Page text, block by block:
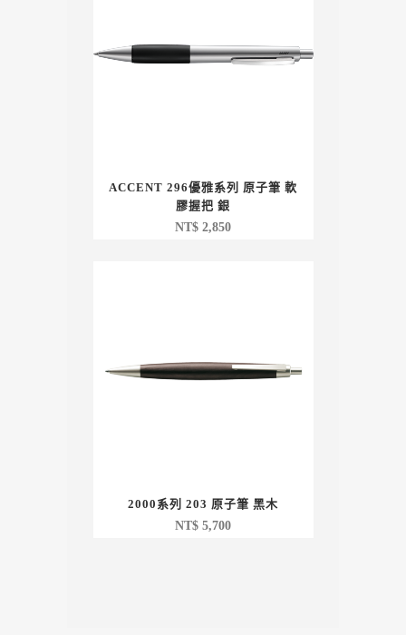
ACCENT 296優雅系列 原子筆 軟
膠握把 銀
NT$ 2,850
2000系列 203 原子筆 黑木
NT$ 5,700